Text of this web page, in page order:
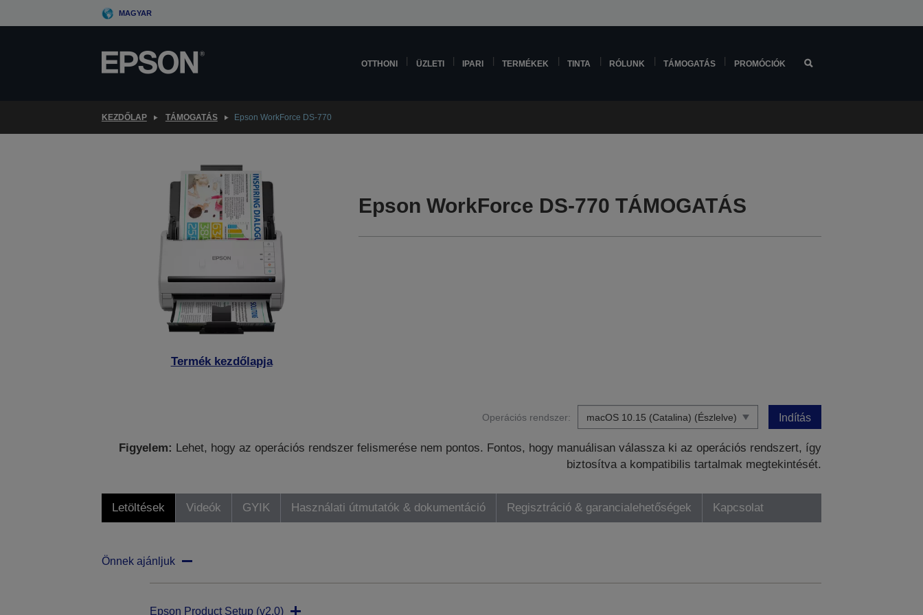
to
MAGYAR
OTTHONI ÜZLETI IPARI TERMÉKEK TINTA RÓLUNK TÁMOGATÁS PROMÓCIÓK
KEZDŐLAP TÁMOGATÁS Epson WorkForce DS-770
Termék kezdőlapja
Epson WorkForce DS-770 TÁMOGATÁS
Operációs rendszer: Indítás
Figyelem: Lehet, hogy az operációs rendszer felismerése nem pontos. Fontos, hogy manuálisan válassza ki az operációs rendszert, így
biztosítva a kompatibilis tartalmak megtekintését.
Letöltések Videók GYIK Használati útmutatók & dokumentáció Regisztráció & garancialehetőségek Kapcsolat
Önnek ajánljuk
Epson Product Setup (v2.0)